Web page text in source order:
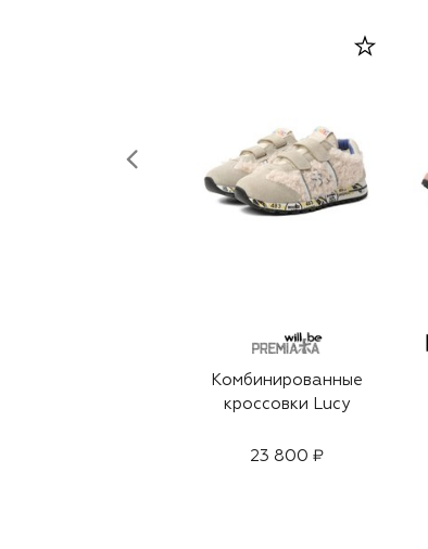
Комбинированные
кроссовки Lucy
23 800 ₽